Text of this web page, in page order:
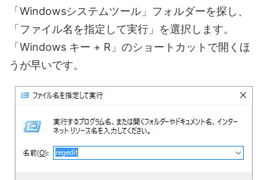
「Windowsシステムツール」フォルダーを探し、
「ファイル名を指定して実行」を選択します。
「Windows キー + R」のショートカットで開くほ
うが早いです。